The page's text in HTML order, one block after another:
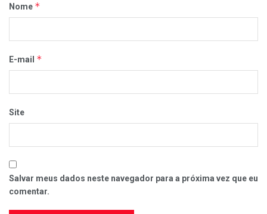
Nome *
E-mail *
Site
Salvar meus dados neste navegador para a próxima vez que eu
comentar.